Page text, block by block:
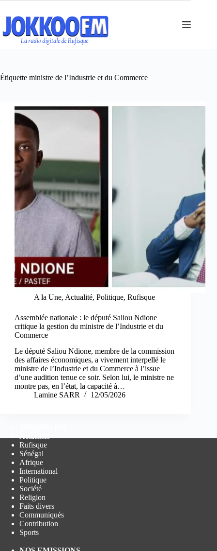
contenu
Étiquette ministre de l’Industrie et du Commerce
A la Une, Actualité, Politique, Rufisque
Assemblée nationale : le député Saliou Ndione
critique la gestion du ministre de l’Industrie et du
Commerce
Le député Saliou Ndione, membre de la commission
des affaires économiques, a vivement interpellé le
ministre de l’Industrie et du Commerce à l’issue
d’une audition tenue ce soir. Selon lui, le ministre ne
montre pas, en l’état, la capacité à…
Lamine SARR
12/05/2026
Rufisque
Sénégal
Afrique
International
Politique
Société
Religion
Faits divers
Communiqués
Contribution
Sports